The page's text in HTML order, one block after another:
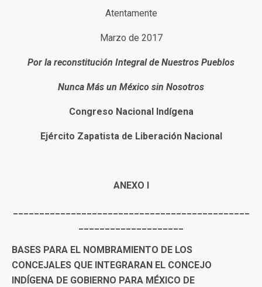
Atentamente
Marzo de 2017
Por la reconstitución Integral de Nuestros Pueblos
Nunca Más un México sin Nosotros
Congreso Nacional Indígena
Ejército Zapatista de Liberación Nacional
ANEXO I
BASES PARA EL NOMBRAMIENTO DE LOS
CONCEJALES QUE INTEGRARAN EL CONCEJO
INDÍGENA DE GOBIERNO PARA MÉXICO DE